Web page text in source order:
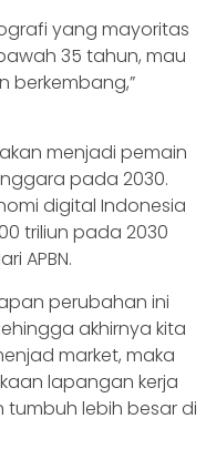
yang mayoritas
35 tahun, mau
berkembang,”
menjadi pemain
pada 2030.
digital Indonesia
triliun pada 2030
APBN.
perubahan ini
akhirnya kita
market, maka
lapangan kerja
lebih besar di